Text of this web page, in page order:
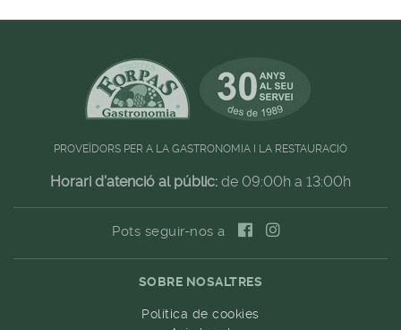
PROVEÏDORS PER A LA GASTRONOMIA I LA RESTAURACIÓ
Horari d'atenció al públic: de 09:00h a 13:00h
Pots seguir-nos a
SOBRE NOSALTRES
Política de cookies